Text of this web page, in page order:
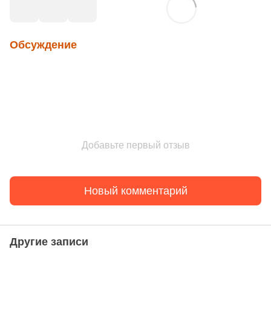
Обсуждение
Добавьте первый отзыв
Новый комментарий
Другие записи